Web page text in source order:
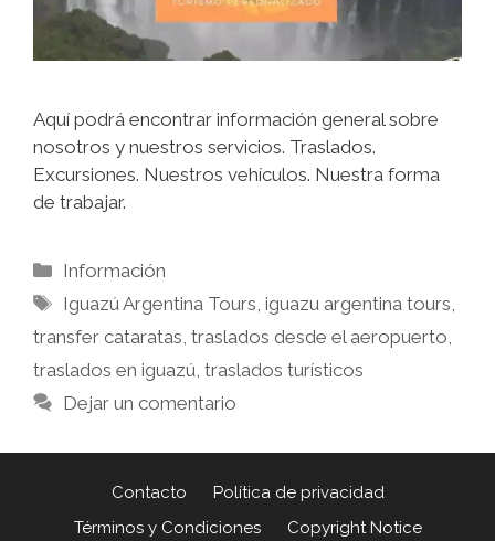
Aquí podrá encontrar información general sobre
nosotros y nuestros servicios. Traslados.
Excursiones. Nuestros vehículos. Nuestra forma
de trabajar.
Información
Iguazú Argentina Tours ,iguazu argentina tours
transfer cataratas traslados desde el aeropuerto
traslados en iguazú traslados turísticos
Dejar un comentario
Contacto
Política de privacidad
Términos y Condiciones
Copyright Notice